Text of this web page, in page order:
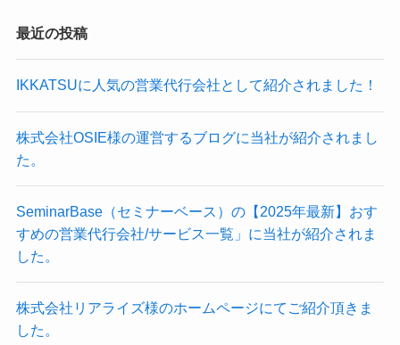
最近の投稿
IKKATSUに人気の営業代行会社として紹介されました！
株式会社OSIE様の運営するブログに当社が紹介されまし
た。
SeminarBase（セミナーベース）の【2025年最新】おす
すめの営業代行会社/サービス一覧」に当社が紹介されま
した。
株式会社リアライズ様のホームページにてご紹介頂きま
した。